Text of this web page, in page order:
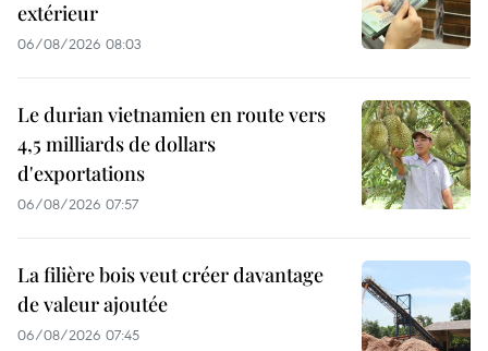
extérieur
06/08/2026 08:03
Le durian vietnamien en route vers
4,5 milliards de dollars
d'exportations
06/08/2026 07:57
La filière bois veut créer davantage
de valeur ajoutée
06/08/2026 07:45